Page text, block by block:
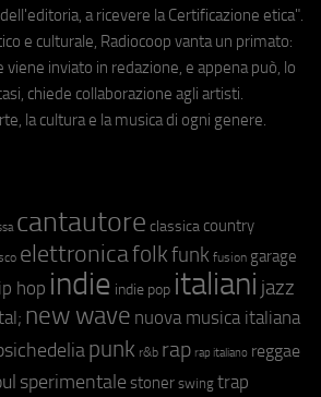
a ricevere la Certificazione etica".
e culturale, Radiocoop vanta un primato:
inviato in redazione, e appena può, lo
chiede collaborazione agli artisti.
la cultura e la musica di ogni genere.
cantautore classica country
elettronicafolkfunk fusion garage
hop indie indie pop italiani jazz
new wave nuova musica italiana
punk r&b rap rap italiano reggae
sperimentale stoner swing trap